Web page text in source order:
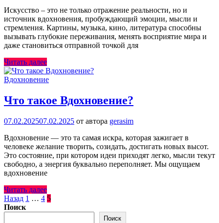
Искусство – это не только отражение реальности, но и
источник вдохновения, пробуждающий эмоции, мысли и
стремления. Картины, музыка, кино, литература способны
вызывать глубокие переживания, менять восприятие мира и
даже становиться отправной точкой для
Читать далее
Вдохновение
Что такое Вдохновение?
07.02.202507.02.2025 от автора gerasim
Вдохновение — это та самая искра, которая зажигает в
человеке желание творить, созидать, достигать новых высот.
Это состояние, при котором идеи приходят легко, мысли текут
свободно, а энергия буквально переполняет. Мы ощущаем
вдохновение
Читать далее
Пагинация
записей
Назад 1 … 4 5
Поиск
Поиск